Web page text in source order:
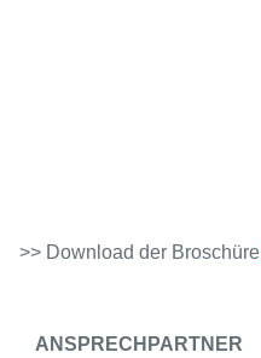
>> Download der Broschüre
ANSPRECHPARTNER